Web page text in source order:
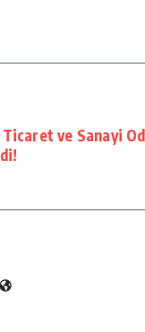
ve Sanayi